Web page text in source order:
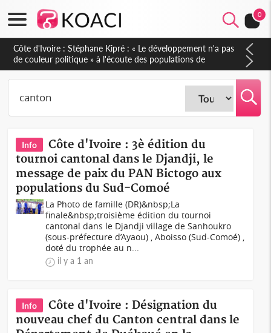
0
Mali : Les FAMa accueillent 254 anciens combattants issus de
groupes armés
Info
Côte d'Ivoire : 3è édition du
tournoi cantonal dans le Djandji, le
message de paix du PAN Bictogo aux
populations du Sud-Comoé
La Photo de famille (DR)&nbsp;La
finale&nbsp;troisième édition du tournoi
cantonal dans le Djandji village de Sanhoukro
(sous-préfecture d’Ayaou) , Aboisso (Sud-Comoé) ,
doté du trophée au n...
il y a 1 an
Info
Côte d'Ivoire : Désignation du
nouveau chef du Canton central dans le